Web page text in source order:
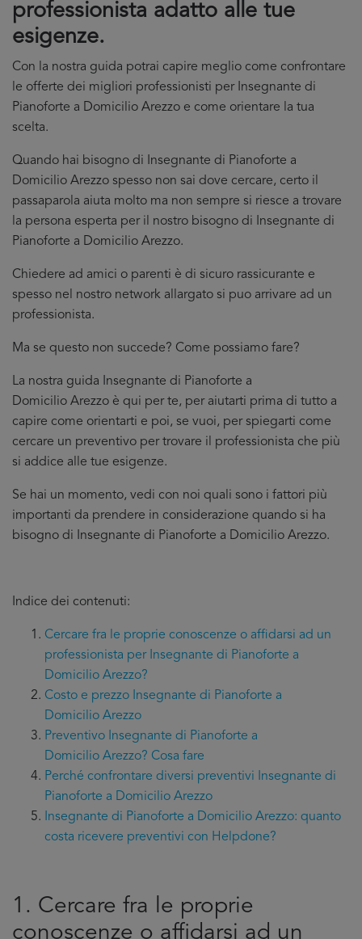
professionista adatto alle tue
esigenze.
Con la nostra guida potrai capire meglio come confrontare
le offerte dei migliori professionisti per Insegnante di
Pianoforte a Domicilio Arezzo e come orientare la tua
scelta.
Quando hai bisogno di Insegnante di Pianoforte a
Domicilio Arezzo spesso non sai dove cercare, certo il
passaparola aiuta molto ma non sempre si riesce a trovare
la persona esperta per il nostro bisogno di Insegnante di
Pianoforte a Domicilio Arezzo.
Chiedere ad amici o parenti è di sicuro rassicurante e
spesso nel nostro network allargato si puo arrivare ad un
professionista.
Ma se questo non succede? Come possiamo fare?
La nostra guida Insegnante di Pianoforte a
Domicilio Arezzo è qui per te, per aiutarti prima di tutto a
capire come orientarti e poi, se vuoi, per spiegarti come
cercare un preventivo per trovare il professionista che più
si addice alle tue esigenze.
Se hai un momento, vedi con noi quali sono i fattori più
importanti da prendere in considerazione quando si ha
bisogno di Insegnante di Pianoforte a Domicilio Arezzo.
Indice dei contenuti:
Cercare fra le proprie conoscenze o affidarsi ad un
professionista per Insegnante di Pianoforte a
Domicilio Arezzo?
Costo e prezzo Insegnante di Pianoforte a
Domicilio Arezzo
Preventivo Insegnante di Pianoforte a
Domicilio Arezzo? Cosa fare
Perché confrontare diversi preventivi Insegnante di
Pianoforte a Domicilio Arezzo
Insegnante di Pianoforte a Domicilio Arezzo: quanto
costa ricevere preventivi con Helpdone?
1. Cercare fra le proprie
conoscenze o affidarsi ad un